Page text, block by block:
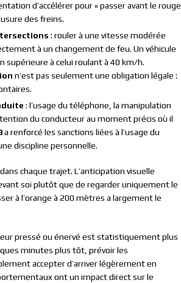
d’accélérer pour « passer avant le rouge
des freins.
: rouler à une vitesse modérée
à un changement de feu. Un véhicule
supérieure à celui roulant à 40 km/h.
n’est pas seulement une obligation légale :
: l’usage du téléphone, la manipulation
du conducteur au moment précis où il
a renforcé les sanctions liées à l’usage du
discipline personnelle.
chaque trajet. L’anticipation visuelle
soi plutôt que de regarder uniquement le
à l’orange à 200 mètres a largement le
pressé ou énervé est statistiquement plus
minutes plus tôt, prévoir les
accepter d’arriver légèrement en
ont un impact direct sur le